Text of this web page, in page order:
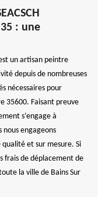
: une
un artisan peintre
depuis de nombreuses
nécessaires pour
35600. Faisant preuve
s’engage à
nous engageons
et sur mesure. Si
frais de déplacement de
la ville de Bains Sur